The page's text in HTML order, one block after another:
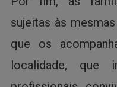
sujeitas às
que os
localidade, que